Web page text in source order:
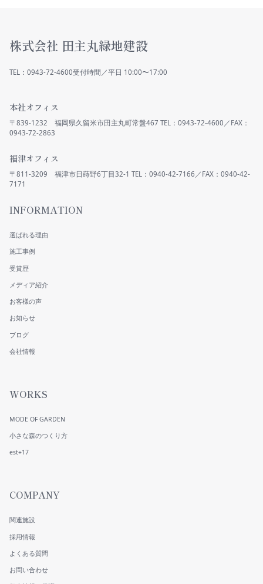
株式会社 田主丸緑地建設
TEL：0943-72-4600受付時間／平日 10:00〜17:00
本社オフィス
〒839-1232 福岡県久留米市田主丸町常盤467
0943-72-2863
福津オフィス
〒811-3209 福津市日蒔野6丁目32-1
7171
INFORMATION
選ばれる理由
施工事例
受賞歴
メディア紹介
お客様の声
お知らせ
ブログ
会社情報
WORKS
MODE OF GARDEN
小さな森のつくり方
est+17
COMPANY
関連施設
採用情報
よくある質問
お問い合わせ